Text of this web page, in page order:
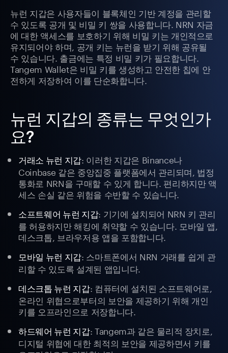
뉴런 지갑은 사용자들이 블록체인 기반 계정을 관리할
수 있도록 공개 및 비밀 키 쌍을 사용합니다. NRN 자금
에 대한 액세스를 보호하기 위해 비밀 키는 개인적으로
유지되어야 하며, 공개 키는 뉴런을 받기 위해 공유될
수 있습니다. 출금에는 특정 비밀 키가 필요합니다.
Tangem Wallet은 비밀 키를 생성하고 안전한 칩에 안
전하게 저장하여 이를 단순화합니다.
뉴런 지갑의 종류는 무엇인가
요?
거래소 뉴런 지갑: 이러한 지갑은 Binance나
Coinbase 같은 중앙집중 플랫폼에서 관리되며, 법정
통화로 NRN을 구매할 수 있게 합니다. 편리하지만 액
세스 손실 같은 위험을 수반할 수 있습니다.
소프트웨어 뉴런 지갑: 기기에 설치되어 NRN 키 관리
를 허용하지만 해킹에 취약할 수 있습니다. 모바일 앱,
데스크톱, 브라우저용 앱을 포함합니다.
모바일 뉴런 지갑: 스마트폰에서 NRN 거래를 쉽게 관
리할 수 있도록 설계된 앱입니다.
데스크톱 뉴런 지갑: 컴퓨터에 설치된 소프트웨어로,
온라인 위협으로부터의 보안을 제공하기 위해 개인
키를 오프라인으로 저장합니다.
하드웨어 뉴런 지갑: Tangem과 같은 물리적 장치로,
디지털 위협에 대한 최적의 보안을 제공하면서 키를